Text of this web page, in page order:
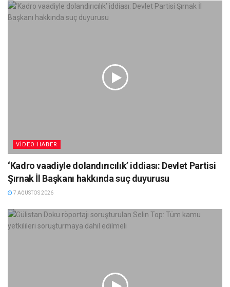
VIDEO HABER
‘Kadro vaadiyle dolandırıcılık’ iddiası: Devlet Partisi
Şırnak İl Başkanı hakkında suç duyurusu
7 AĞUSTOS 2026